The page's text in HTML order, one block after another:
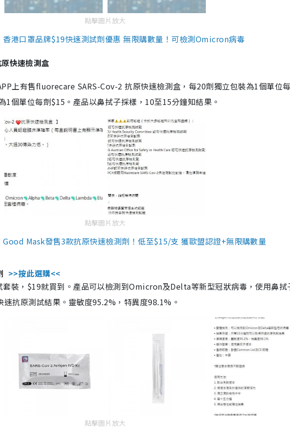
點擊圖片放大
港口罩品牌$19快速測試劑優惠 無限購數量！可檢測Omicron病毒
快速檢測盒
上有售fluorecare SARS-Cov-2 抗原快速檢測盒，每20劑獨立包裝為1個單位
1個單位每劑$15。產品以鼻拭子採樣，10至15分鐘知結果。
點擊圖片放大
Mask發售3款抗原快速檢測劑！低至$15/支 獲歐盟認證+無限購數量
>>按此選購<<
套裝，$19就買到。產品可以檢測到Omicron及Delta等新型冠狀病毒，使用鼻拭
抗原測試結果。靈敏度95.2%，特異度98.1%。
點擊圖片放大